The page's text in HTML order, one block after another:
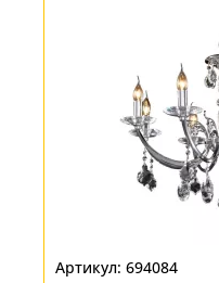
694084